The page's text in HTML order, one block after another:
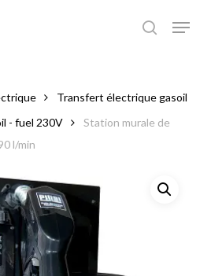
Transfert électrique gasoil
- fuel 230V
Station murale de
l/min